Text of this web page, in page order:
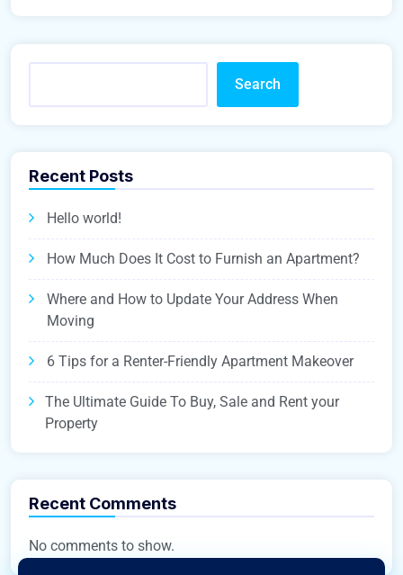
Search
Recent Posts
Hello world!
How Much Does It Cost to Furnish an Apartment?
Where and How to Update Your Address When
Moving
6 Tips for a Renter-Friendly Apartment Makeover
The Ultimate Guide To Buy, Sale and Rent your
Property
Recent Comments
No comments to show.